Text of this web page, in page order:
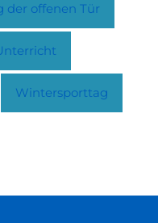
der offenen Tür
Wintersporttag